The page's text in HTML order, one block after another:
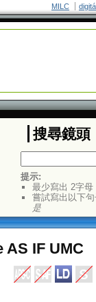
MILC
搜尋鏡頭
提示:
最少寫出 2字母
嘗試寫出以下
是
AS IF UMC